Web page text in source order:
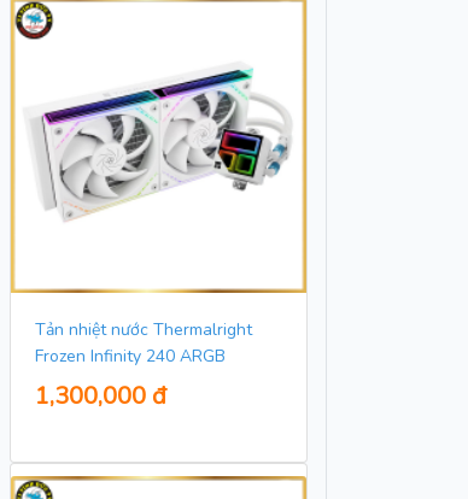
Tản nhiệt nước Thermalright
Frozen Infinity 240 ARGB
1,300,000 đ